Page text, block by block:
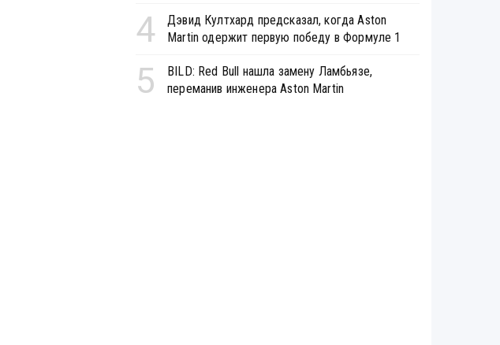
4
Дэвид Култхард предсказал, когда Aston
Martin одержит первую победу в Формуле 1
5
BILD: Red Bull нашла замену Ламбьязе,
переманив инженера Aston Martin